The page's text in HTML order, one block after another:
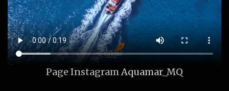
Page InstagramAquamar_MQ